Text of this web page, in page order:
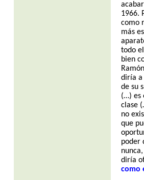
1966.
como
más
todo
bien
diría a
de su
(…) es
clase
no
que
poder
diría
como